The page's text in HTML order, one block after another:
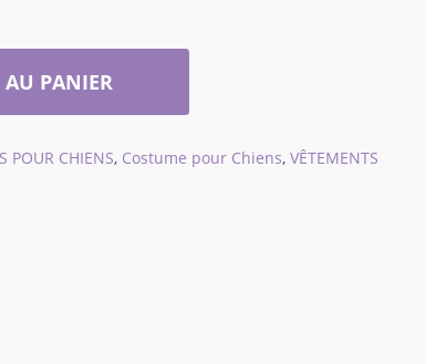
AU PANIER
POUR CHIENS, Costume pour Chiens, VÊTEMENTS